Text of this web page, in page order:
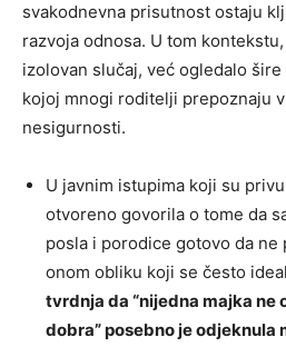
svakodnevna prisutnost ostaju
razvoja odnosa. U tom
izolovan slučaj, već ogledalo
kojoj mnogi roditelji prepoznaju
nesigurnosti.
U javnim istupima koji su
otvoreno govorila o tome da
posla i porodice gotovo da ne
onom obliku koji se često
tvrdnja da “nijedna majka ne
dobra” posebno je odjeknula